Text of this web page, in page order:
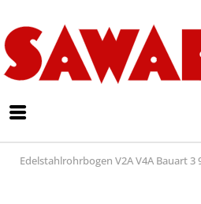
Edelstahlrohrbogen V2A V4A Bauart 3